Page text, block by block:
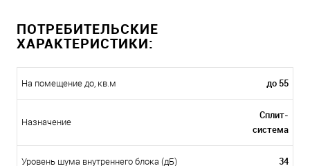
ПОТРЕБИТЕЛЬСКИЕ
ХАРАКТЕРИСТИКИ:
На помещение до, кв.м до 55
Назначение
Сплит-
система
Уровень шума внутреннего блока (дБ) 34